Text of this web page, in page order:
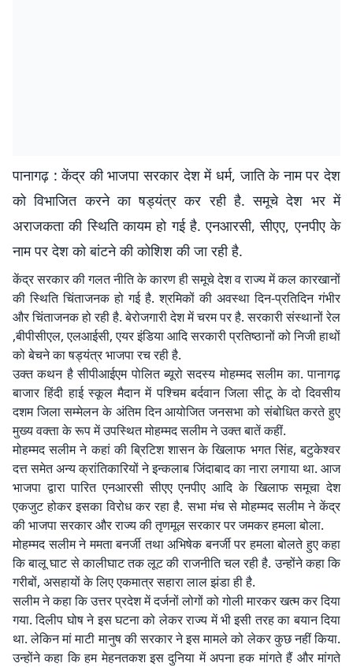
पानागढ़ : केंद्र की भाजपा सरकार देश में धर्म, जाति के नाम पर देश
को विभाजित करने का षड्यंत्र कर रही है. समूचे देश भर में
अराजकता की स्थिति कायम हो गई है. एनआरसी, सीएए, एनपीए के
नाम पर देश को बांटने की कोशिश की जा रही है.
केंद्र सरकार की गलत नीति के कारण ही समूचे देश व राज्य में कल कारखानों
की स्थिति चिंताजनक हो गई है. श्रमिकों की अवस्था दिन-प्रतिदिन गंभीर
और चिंताजनक हो रही है. बेरोजगारी देश में चरम पर है. सरकारी संस्थानों रेल
,बीपीसीएल, एलआईसी, एयर इंडिया आदि सरकारी प्रतिष्ठानों को निजी हाथों
को बेचने का षड्यंत्र भाजपा रच रही है.
उक्त कथन है सीपीआईएम पोलित ब्यूरो सदस्य मोहम्मद सलीम का. पानागढ़
बाजार हिंदी हाई स्कूल मैदान में पश्चिम बर्दवान जिला सीटू के दो दिवसीय
दशम जिला सम्मेलन के अंतिम दिन आयोजित जनसभा को संबोधित करते हुए
मुख्य वक्ता के रूप में उपस्थित मोहम्मद सलीम ने उक्त बातें कहीं.
मोहम्मद सलीम ने कहां की ब्रिटिश शासन के खिलाफ भगत सिंह, बटुकेश्वर
दत्त समेत अन्य क्रांतिकारियों ने इन्कलाब जिंदाबाद का नारा लगाया था. आज
भाजपा द्वारा पारित एनआरसी सीएए एनपीए आदि के खिलाफ समूचा देश
एकजुट होकर इसका विरोध कर रहा है. सभा मंच से मोहम्मद सलीम ने केंद्र
की भाजपा सरकार और राज्य की तृणमूल सरकार पर जमकर हमला बोला.
मोहम्मद सलीम ने ममता बनर्जी तथा अभिषेक बनर्जी पर हमला बोलते हुए कहा
कि बालू घाट से कालीघाट तक लूट की राजनीति चल रही है. उन्होंने कहा कि
गरीबों, असहायों के लिए एकमात्र सहारा लाल झंडा ही है.
सलीम ने कहा कि उत्तर प्रदेश में दर्जनों लोगों को गोली मारकर खत्म कर दिया
गया. दिलीप घोष ने इस घटना को लेकर राज्य में भी इसी तरह का बयान दिया
था. लेकिन मां माटी मानुष की सरकार ने इस मामले को लेकर कुछ नहीं किया.
उन्होंने कहा कि हम मेहनतकश इस दुनिया में अपना हक मांगते हैं और मांगते